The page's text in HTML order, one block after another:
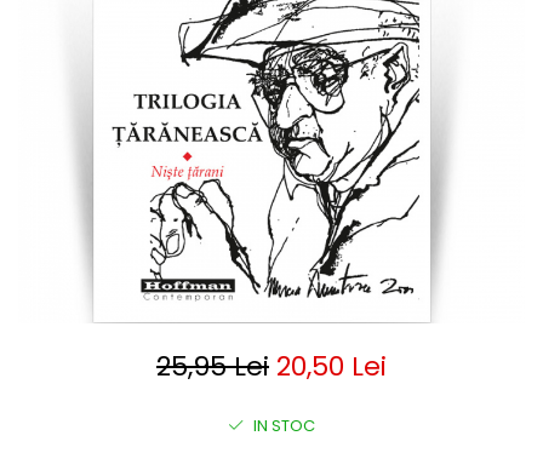
Publicistica / Reportaje / Interviuri
Sociologie si filozofie25,95 Lei 20,50 Lei
IN STOC